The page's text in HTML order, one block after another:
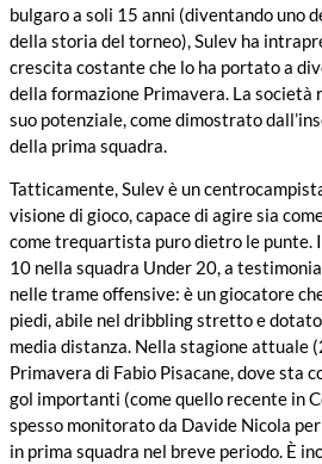
bulgaro a soli 15 anni (diventando uno
della storia del torneo), Sulev ha
crescita costante che lo ha portato a
della formazione Primavera. La società
suo potenziale, come dimostrato
della prima squadra.
Tatticamente, Sulev è un
visione di gioco, capace di agire sia
come trequartista puro dietro le punte.
10 nella squadra Under 20, a
nelle trame offensive: è un giocatore
piedi, abile nel dribbling stretto e
media distanza. Nella stagione attuale
Primavera di Fabio Pisacane, dove sta
gol importanti (come quello recente in
spesso monitorato da Davide Nicola
in prima squadra nel breve periodo. È